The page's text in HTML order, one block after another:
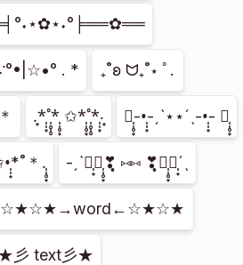
. * ₊˚ʚ ᗢ₊˚⋆ ﾟ.
.͙*̩̩͙˚̩̥̩̥*̩̩̥͙ ✩*̩̩̥͙˚̩̥̩̥*̩̩͙‧͙ ✱̩̩̥͙-•̩̩͙-ˏˋ⋆⋆ˊˎ-•̩̩͙- ✱̩̩̥͙
＊.̩̩̥͙ -ˏˋ❣̩͙❣̩̩̥͙❣̩̥̩ ⑅⑅ ❣̩̥̩❣̩̩̥͙❣̩͙ˊˎ
☆★☆★→word←☆★☆★
彡 text彡★